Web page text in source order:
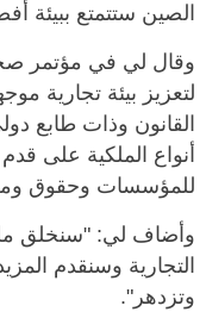
الصين ستتمتع ببيئة
وقال لي في مؤتمر
لتعزيز بيئة تجارية
القانون وذات طابع
أنواع الملكية على
للمؤسسات وحقوق
وأضاف لي: "سنخلق
التجارية وسنقدم
وتزدهر".